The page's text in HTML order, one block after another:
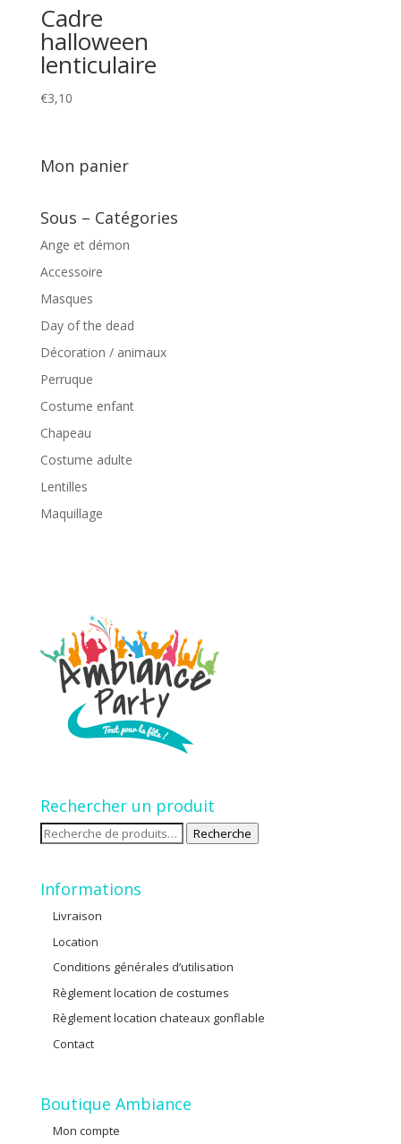
Cadre
halloween
lenticulaire
€3,10
Mon panier
Sous – Catégories
Ange et démon
Accessoire
Masques
Day of the dead
Décoration / animaux
Perruque
Costume enfant
Chapeau
Costume adulte
Lentilles
Maquillage
Rechercher un produit
Recherche
Recherche
Informations
Livraison
Location
Conditions générales d’utilisation
Règlement location de costumes
Règlement location chateaux gonflable
Contact
Boutique Ambiance
Mon compte